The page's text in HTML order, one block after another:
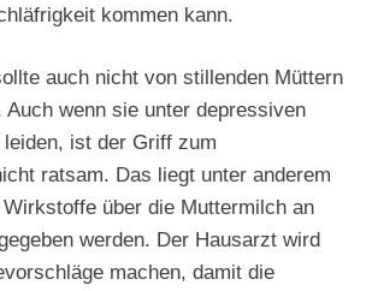
kommen kann.
auch nicht von stillenden Müttern
Auch wenn sie unter depressiven
ist der Griff zum
ratsam. Das liegt unter anderem
über die Muttermilch an
werden. Der Hausarzt wird
machen, damit die